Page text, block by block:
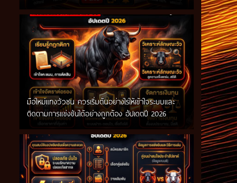
มือใหม่แทงวัวชน ควรเริ่มต้นอย่างไรให้เข้าใจระบบและ
ติดตามการแข่งขันได้อย่างถูกต้อง อัปเดตปี 2026